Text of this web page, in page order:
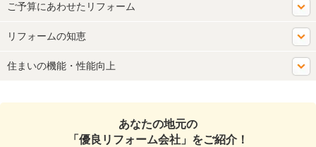
ご予算にあわせたリフォーム
リフォームの知恵
住まいの機能・性能向上
あなたの地元の
「優良リフォーム会社」をご紹介！